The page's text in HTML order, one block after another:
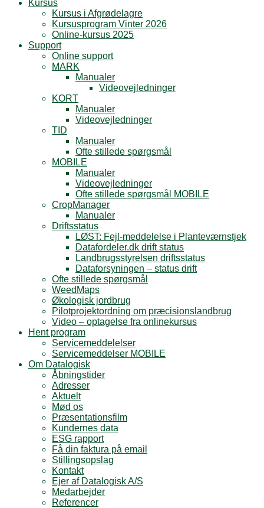
Kursus
Kursus i Afgrødelagre
Kursusprogram Vinter 2026
Online-kursus 2025
Support
Online support
MARK
Manualer
Videovejledninger
KORT
Manualer
Videovejledninger
TID
Manualer
Ofte stillede spørgsmål
MOBILE
Manualer
Videovejledninger
Ofte stillede spørgsmål MOBILE
CropManager
Manualer
Driftsstatus
LØST: Fejl-meddelelse i Planteværnstjek
Datafordeler.dk drift status
Landbrugsstyrelsen driftsstatus
Dataforsyningen – status drift
Ofte stillede spørgsmål
WeedMaps
Økologisk jordbrug
Pilotprojektordning om præcisionslandbrug
Video – optagelse fra onlinekursus
Hent program
Servicemeddelelser
Servicemeddelser MOBILE
Om Datalogisk
Åbningstider
Adresser
Aktuelt
Mød os
Præsentationsfilm
Kundernes data
ESG rapport
Få din faktura på email
Stillingsopslag
Kontakt
Ejer af Datalogisk A/S
Medarbejder
Referencer